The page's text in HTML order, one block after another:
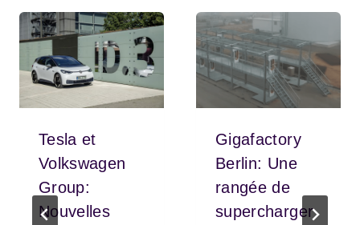
Tesla et
Volkswagen
Group:
Nouvelles
Gigafactory
Berlin: Une
rangée de
supercharger